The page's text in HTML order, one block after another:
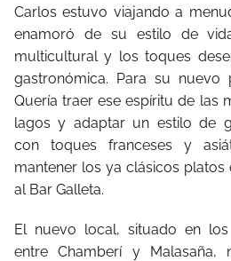
Carlos estuvo viajando a
enamoró de su estilo de
multicultural y los toques
gastronómica. Para su
Quería traer ese espíritu de las
lagos y adaptar un estilo de
con toques franceses y
mantener los ya clásicos
al Bar Galleta.
El nuevo local, situado en
entre Chamberí y Malasaña,